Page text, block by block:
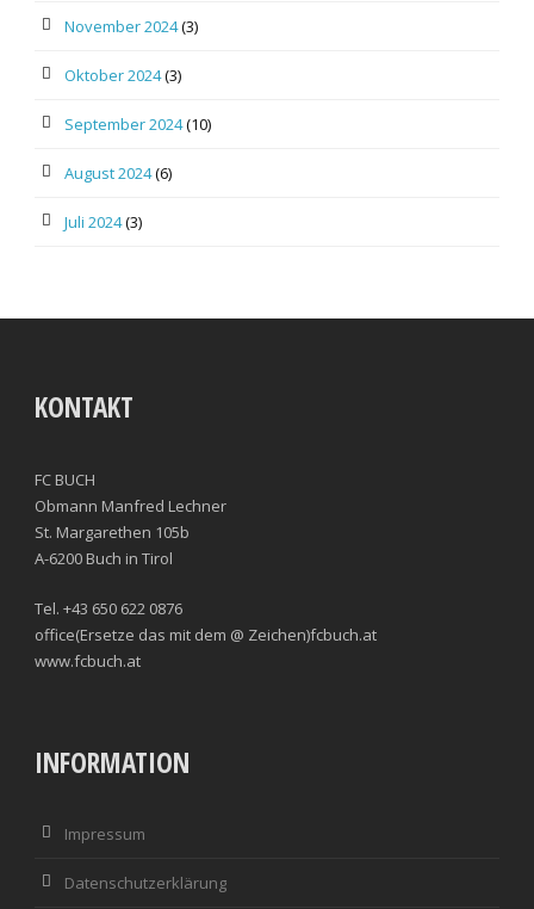
November 2024(3)
Oktober 2024(3)
September 2024(10)
August 2024(6)
Juli 2024(3)
KONTAKT
FC BUCH
Obmann Manfred Lechner
St. Margarethen 105b
A-6200 Buch in Tirol
Tel. +43 650 622 0876
office(Ersetze das mit dem @ Zeichen)fcbuch.at
www.fcbuch.at
INFORMATION
Impressum
Datenschutzerklärung